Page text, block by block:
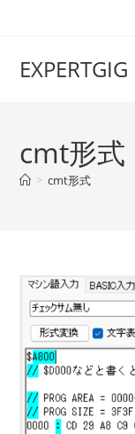
EXPERTGIG
cmt形式
> cmt形式